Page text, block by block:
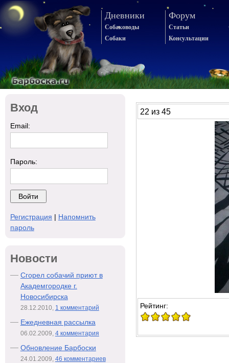
Дневники
Собаководы
Собаки
Форум
Статьи
Консультации
22 из 45
Рейтинг:
Вход
Email:
Пароль:
Регистрация | Напомнить
пароль
Новости
Сгорел собачий приют в
Академгородке г.
Новосибирска
28.12.2010, 1 комментарий
Ежедневная рассылка
06.02.2009, 4 комментария
Обновление Барбоски
24.01.2009, 46 комментариев